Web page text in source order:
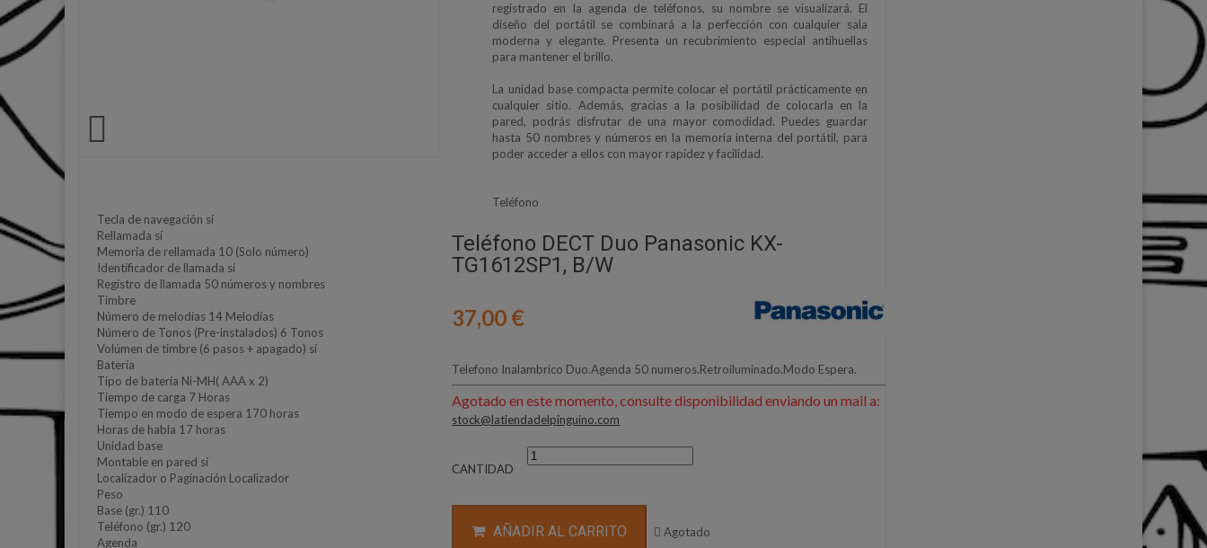

Teléfono DECT Duo Panasonic KX-
TG1612SP1, B/W
37,00 €
Telefono Inalambrico Duo.Agenda 50 numeros.Retroiluminado.Modo Espera.
Agotado en este momento, consulte disponibilidad enviando un mail a:
stock@latiendadelpinguino.com
CANTIDAD
AÑADIR AL CARRITO  Agotado
registrado en la agenda de teléfonos, su nombre se visualizará. El
diseño del portátil se combinará a la perfección con cualquier sala
moderna y elegante. Presenta un recubrimiento especial antihuellas
para mantener el brillo.
La unidad base compacta permite colocar el portátil prácticamente en
cualquier sitio. Además, gracias a la posibilidad de colocarla en la
pared, podrás disfrutar de una mayor comodidad. Puedes guardar
hasta 50 nombres y números en la memoria interna del portátil, para
poder acceder a ellos con mayor rapidez y facilidad.
Teléfono
Tecla de navegación sí
Rellamada sí
Memoria de rellamada 10 (Solo número)
Identificador de llamada sí
Registro de llamada 50 números y nombres
Timbre
Número de melodías 14 Melodías
Número de Tonos (Pre-instalados) 6 Tonos
Volúmen de timbre (6 pasos + apagado) sí
Batería
Tipo de batería Ni-MH( AAA x 2)
Tiempo de carga 7 Horas
Tiempo en modo de espera 170 horas
Horas de habla 17 horas
Unidad base
Montable en pared sí
Localizador o Paginación Localizador
Peso
Base (gr.) 110
Teléfono (gr.) 120
Agenda